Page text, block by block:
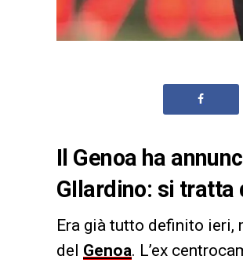
Il Genoa ha
GIlardino: si tratta
Era già tutto definito ieri,
del Genoa. L’ex